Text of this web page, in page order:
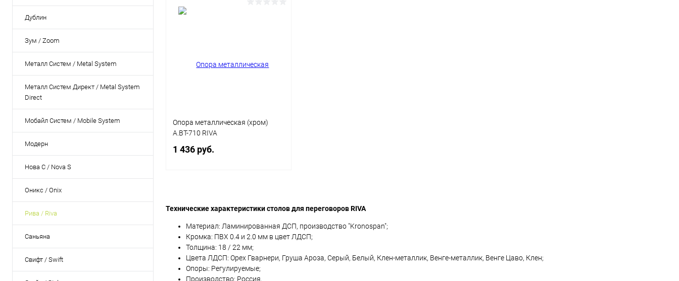
Дублин
Зум / Zoom
Металл Систем / Metal System
Металл Систем Директ / Metal System
Direct
Мобайл Систем / Mobile System
Модерн
Нова С / Nova S
Оникс / Onix
Рива / Riva
Саньяна
Свифт / Swift
Размер
Опора металлическая (хром)
А.ВТ-710 RIVA
1 436 руб.
В избранное В наличии
Технические характеристики столов для переговоров RIVA
Материал: Ламинированная ДСП, производство "Kronospan";
Кромка: ПВХ 0.4 и 2.0 мм в цвет ЛДСП;
Толщина: 18 / 22 мм;
Цвета ЛДСП: Орех Гварнери, Груша Ароза, Серый, Белый, Клен-металлик, Венге-металлик, Венге Цаво, Клен;
Опоры: Регулируемые;
Производство: Россия.